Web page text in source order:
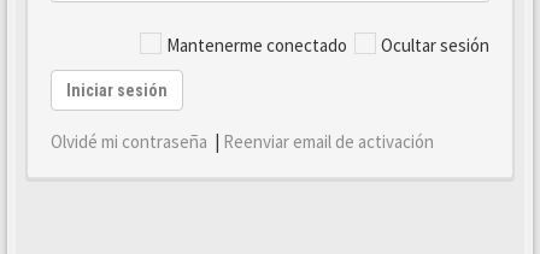
Mantenerme conectado Ocultar sesión
Iniciar sesión
Olvidé mi contraseña | Reenviar email de activación